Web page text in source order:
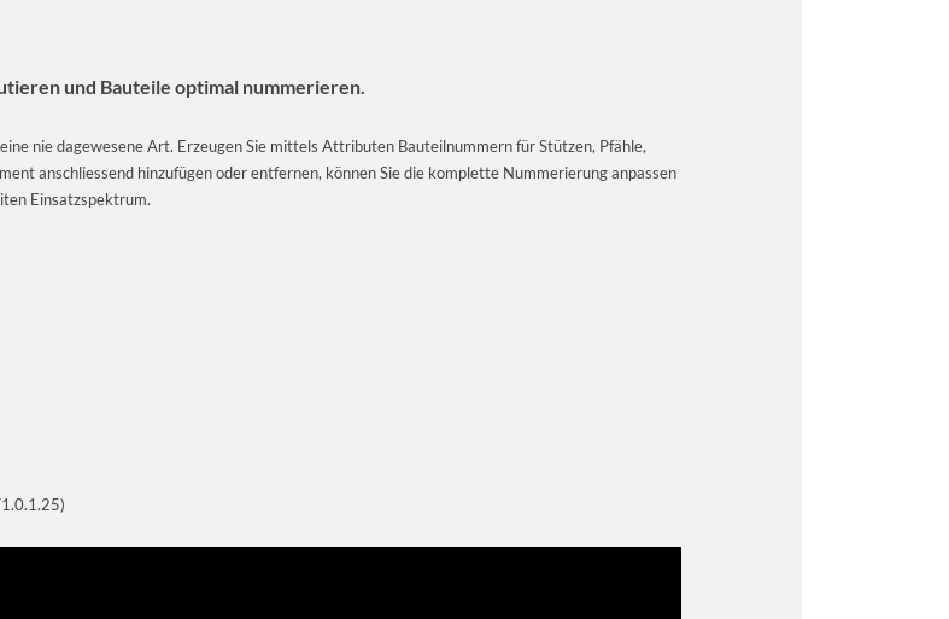
und Bauteile optimal nummerieren.
nie dagewesene Art. Erzeugen Sie mittels Attributen Bauteilnummern für Stützen, Pfähle,
anschliessend hinzufügen oder entfernen, können Sie die komplette Nummerierung anpassen
Einsatzspektrum.